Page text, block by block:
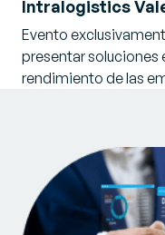
Intralogistics
Evento
presentar soluciones
rendimiento de las